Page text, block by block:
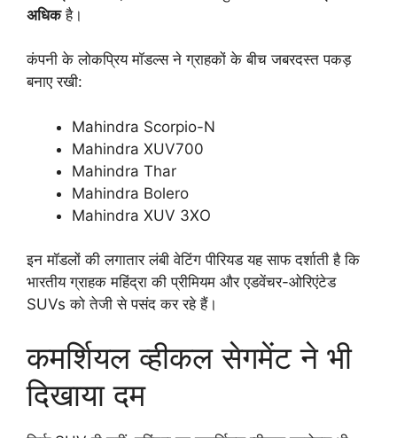
अधिकहै।
कंपनी के लोकप्रिय मॉडल्स ने ग्राहकों के बीच जबरदस्त पकड़
बनाए रखी:
Mahindra Scorpio-N
Mahindra XUV700
Mahindra Thar
Mahindra Bolero
Mahindra XUV 3XO
इन मॉडलों की लगातार लंबी वेटिंग पीरियड यह साफ दर्शाती है कि
भारतीय ग्राहक महिंद्रा की प्रीमियम और एडवेंचर-ओरिएंटेड
SUVs को तेजी से पसंद कर रहे हैं।
कमर्शियल व्हीकल सेगमेंट ने भी
दिखाया दम